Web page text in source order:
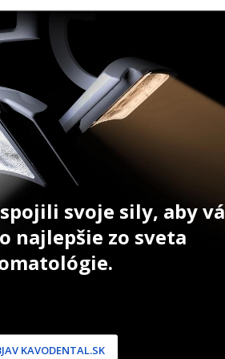
ST HV (Ceram.X
one)
€
3 bal 1 bal A2 ZDARMA.
ks v akcii 31,90 €. Akcia
16.12.2026.
PRODUKT
EQUIA Fil
156,80
Doprava a platba
svoje sily, aby
najlepšie zo sveta
KAVODENTAL.SK